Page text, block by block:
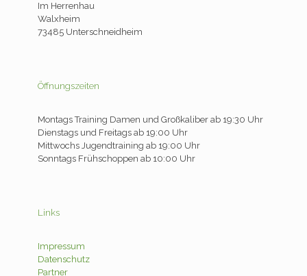
Im Herrenhau
Walxheim
73485 Unterschneidheim
Öffnungszeiten
Montags Training Damen und Großkaliber ab 19:30 Uhr
Dienstags und Freitags ab 19:00 Uhr
Mittwochs Jugendtraining ab 19:00 Uhr
Sonntags Frühschoppen ab 10:00 Uhr
Links
Impressum
Datenschutz
Partner